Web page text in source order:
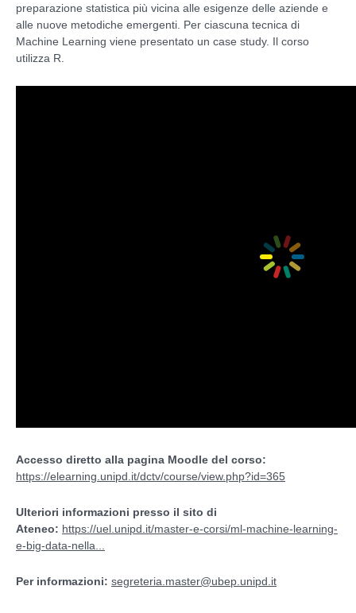
preparazione statistica più vicina alle esigenze delle aziende e
alle nuove metodiche emergenti. Per ciascuna tecnica di
Machine Learning viene presentato un case study. Il corso
utilizza R.
Accesso diretto alla pagina Moodle del corso:
https://elearning.unipd.it/dctv/course/view.php?id=365
Ulteriori informazioni presso il sito di
Ateneo: https://uel.unipd.it/master-e-corsi/ml-machine-learning-
e-big-data-nella...
Per informazioni: segreteria.master@ubep.unipd.it